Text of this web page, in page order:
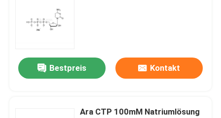
Bestpreis Kontakt
Ara CTP 100mM Natriumlösung